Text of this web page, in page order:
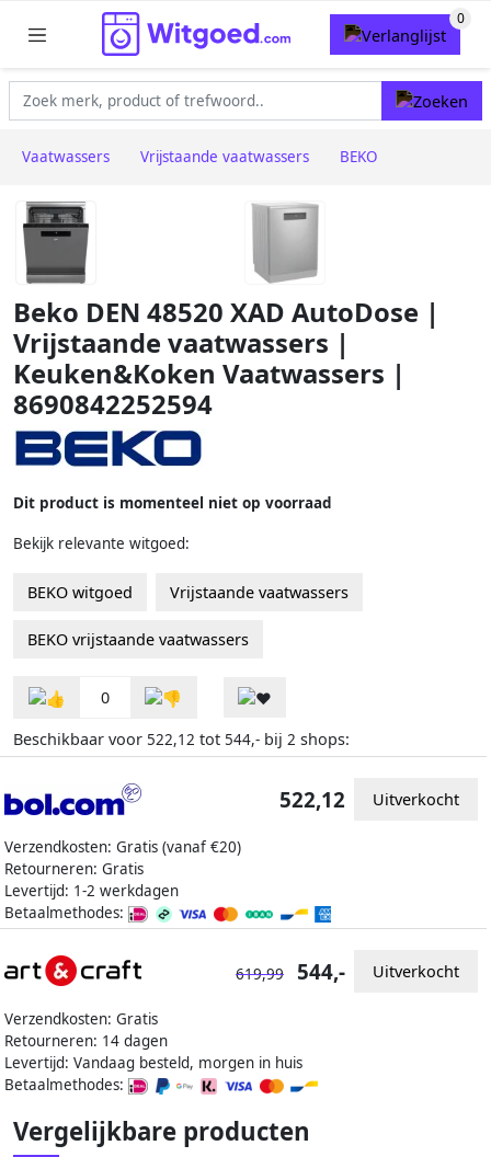
Vaatwassers Vrijstaande vaatwassers BEKO
Beko DEN 48520 XAD AutoDose |
Vrijstaande vaatwassers |
Keuken&Koken Vaatwassers |
8690842252594
Dit product is momenteel niet op voorraad
Bekijk relevante witgoed:
BEKO witgoed Vrijstaande vaatwassers
BEKO vrijstaande vaatwassers
0
Beschikbaar voor 522,12 tot 544,- bij 2 shops:
Verzendkosten: Gratis (vanaf €20)
Retourneren: Gratis
Levertijd: 1-2 werkdagen
Betaalmethodes:
522,12 Uitverkocht
Verzendkosten: Gratis
Retourneren: 14 dagen
Levertijd: Vandaag besteld, morgen in huis
Betaalmethodes:
619,99 544,- Uitverkocht
Vergelijkbare producten